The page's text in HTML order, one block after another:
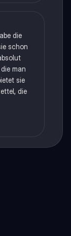
die
schon
man
sie
die